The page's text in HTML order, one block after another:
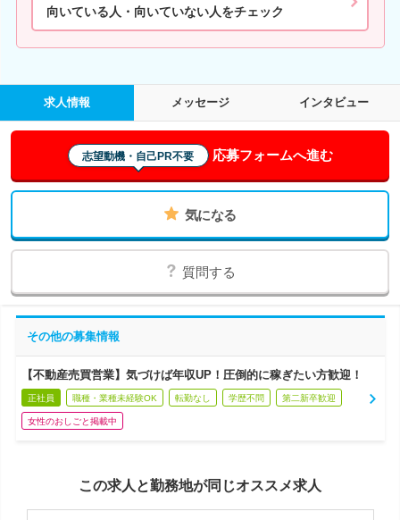
向いている人・向いていない人をチェック
求人情報 メッセージ インタビュー
志望動機・自己PR不要 応募フォームへ進む
気になる
質問する
その他の募集情報
【不動産売買営業】気づけば年収UP！圧倒的に稼ぎたい方歓迎！
正社員 職種・業種未経験OK 転勤なし 学歴不問 第二新卒歓迎
女性のおしごと掲載中
この求人と勤務地が同じオススメ求人